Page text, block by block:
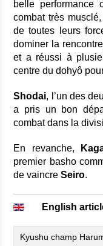
belle performance
combat très
de toutes leurs
dominer la
et a réussi à
centre du dohyô
Shodai, l’un des
a pris un bon
combat dans la
En revanche,
premier basho
de vaincreSeiro.
English
Kyushu champ